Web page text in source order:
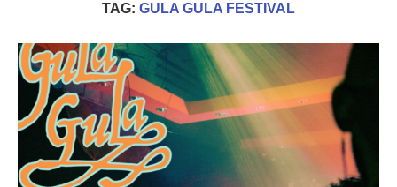
TAG: GULA GULA FESTIVAL